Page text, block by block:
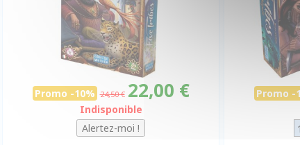
Promo -10% 24,50 € 22,00 €
Indisponible
Promo -